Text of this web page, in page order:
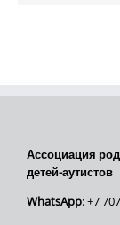
Ассоциация
детей-аутистов
WhatsApp: +7